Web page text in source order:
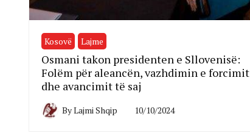
Kosovë Lajme
Osmani takon presidenten e Sllovenisë:
Folëm për aleancën, vazhdimin e forcimit
dhe avancimit të saj
ByLajmi Shqip 10/10/2024